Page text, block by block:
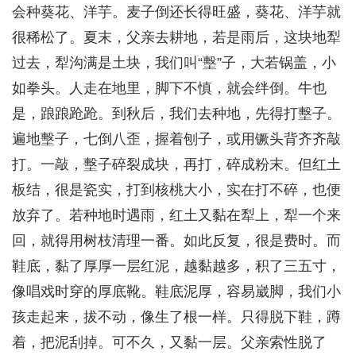
会种葵花、洋芋。麦子倒还长得旺盛，葵花、洋芋就
很稀松了。夏末，父亲去耕地，若是雨后，这块地犁
过去，犁沟满是土块，我们叫“墼”子，大若锅盖，小
如拳头。人走在地里，脚下不慎，就会绊倒。牛也
是，踉踉跄跄。到秋后，我们去种地，先得打墼子。
遍地墼子，七倒八歪，握着刨子，或用镢头背齐齐敲
打。一敲，墼子碎裂成块，再打，碎成粉末。但红土
板结，很是瓷实，打到核桃大小，实在打不碎，也便
放弃了。若种地时遇雨，红土又黏在犁上，犁一个来
回，就得用树枝清理一番。如此反复，很是费时。而
鞋底，黏了厚厚一层红泥，越黏越多，积了三五寸，
像唱戏时穿的厚底靴。鞋底泥厚，容易崴脚，我们小
孩走起来，拔不动，像生了根一样。只得脱下鞋，蹲
着，把泥刮掉。可不久，又黏一层。父亲索性脱了